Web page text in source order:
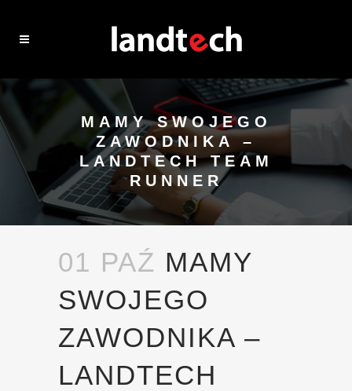
MAMY SWOJEGO
ZAWODNIKA –
LANDTECH TEAM
RUNNER
01 PAŹ MAMY
SWOJEGO
ZAWODNIKA –
LANDTECH